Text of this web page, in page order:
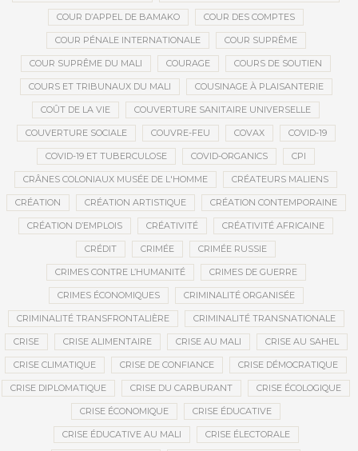
COUR D’APPEL DE BAMAKO COUR DES COMPTES
COUR PÉNALE INTERNATIONALE COUR SUPRÊME
COUR SUPRÊME DU MALI COURAGE COURS DE SOUTIEN
COURS ET TRIBUNAUX DU MALI COUSINAGE À PLAISANTERIE
COÛT DE LA VIE COUVERTURE SANITAIRE UNIVERSELLE
COUVERTURE SOCIALE COUVRE-FEU COVAX COVID-19
COVID-19 ET TUBERCULOSE COVID-ORGANICS CPI
CRÂNES COLONIAUX MUSÉE DE L'HOMME CRÉATEURS MALIENS
CRÉATION CRÉATION ARTISTIQUE CRÉATION CONTEMPORAINE
CRÉATION D’EMPLOIS CRÉATIVITÉ CRÉATIVITÉ AFRICAINE
CRÉDIT CRIMÉE CRIMÉE RUSSIE
CRIMES CONTRE L’HUMANITÉ CRIMES DE GUERRE
CRIMES ÉCONOMIQUES CRIMINALITÉ ORGANISÉE
CRIMINALITÉ TRANSFRONTALIÈRE CRIMINALITÉ TRANSNATIONALE
CRISE CRISE ALIMENTAIRE CRISE AU MALI CRISE AU SAHEL
CRISE CLIMATIQUE CRISE DE CONFIANCE CRISE DÉMOCRATIQUE
CRISE DIPLOMATIQUE CRISE DU CARBURANT CRISE ÉCOLOGIQUE
CRISE ÉCONOMIQUE CRISE ÉDUCATIVE
CRISE ÉDUCATIVE AU MALI CRISE ÉLECTORALE